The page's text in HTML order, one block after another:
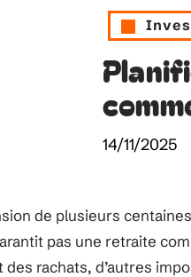
14/11/2025
de plusieurs
pas une retraite
rachats, d’autres